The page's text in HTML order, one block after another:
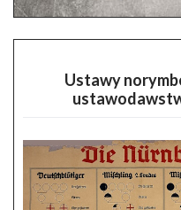
Ustawy